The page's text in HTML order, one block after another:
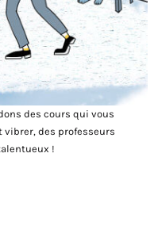
des cours qui vous
des professeurs
!